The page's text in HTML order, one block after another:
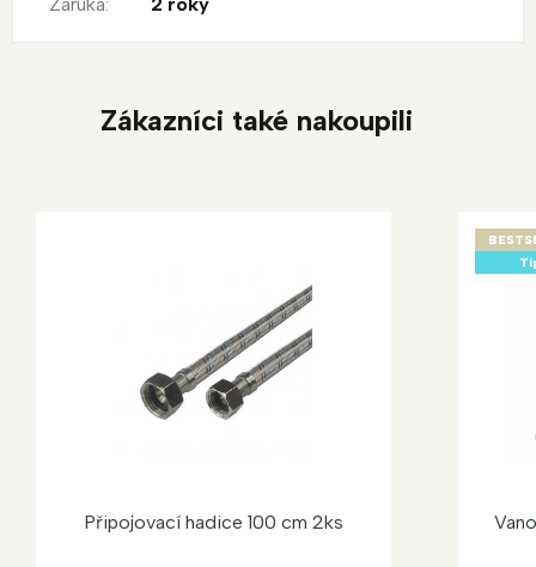
Zákazníci také nakoupili
Připojovací hadice 100 cm 2ks